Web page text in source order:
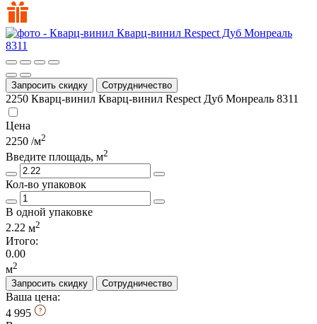
Запросить скидку Сотрудничество
2250 Кварц-винил Кварц-винил Respect Дуб Монреаль 8311
Цена
2250 /м2
Введите площадь, м2
Кол-во упаковок
В одной упаковке
2.22 м2
Итого:
0.00
м2
Запросить скидку
Сотрудничество
Ваша цена:
4 995